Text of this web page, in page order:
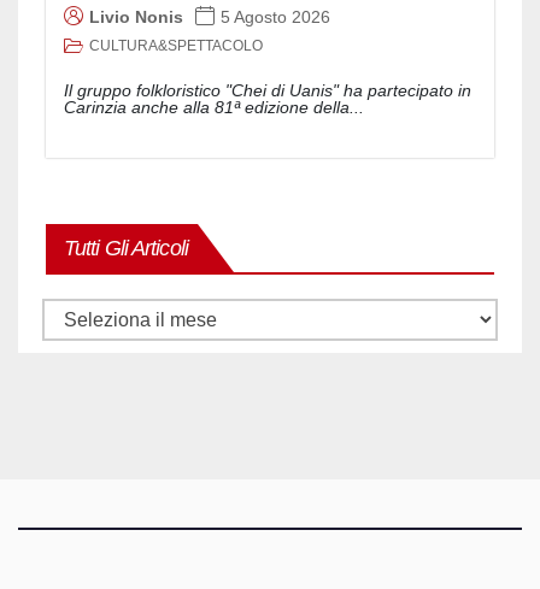
Livio Nonis 5 Agosto 2026
CULTURA&SPETTACOLO
Il gruppo folkloristico "Chei di Uanis" ha partecipato in
Carinzia anche alla 81ª edizione della...
Tutti Gli Articoli
Tutti